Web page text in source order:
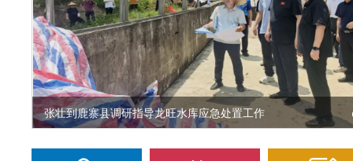
刘胜友到柳南区柳城县调研督导防汛救灾以及灾后恢复重建工作
我市多部门联合开展柳江水上休闲运动无序发展专项整治行动
以练筑防 以演备战 柳州市开展受灾群众临时安置点火灾应急演练刘胜友深入鱼峰区鹿寨县调研并主持召开全市水库运行工作调度会
张壮到鹿寨县调研指导龙旺水库应急处置工作